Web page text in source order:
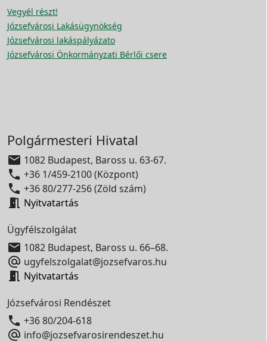
Vegyél részt!
Józsefvárosi Lakásügynökség
Józsefvárosi lakáspályázato
Józsefvárosi Önkormányzati Bérlői csere
Polgármesteri Hivatal
 1082 Budapest, Baross u. 63-67.
 +36 1/459-2100 (Központ)
 +36 80/277-256 (Zöld szám)
 Nyitvatartás
Ügyfélszolgálat
 1082 Budapest, Baross u. 66–68.
 ugyfelszolgalat@jozsefvaros.hu
 Nyitvatartás
Józsefvárosi Rendészet
 +36 80/204-618
 info@jozsefvarosirendeszet.hu